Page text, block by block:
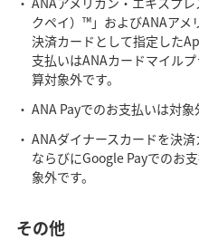
クペイ）™」およびANAアメ
決済カードとして指定した
支払いはANAカードマイル
算対象外です。
ANA Payでのお支払いは対象
ANAダイナースカードを決
ならびにGoogle Payでのお
象外です。
その他